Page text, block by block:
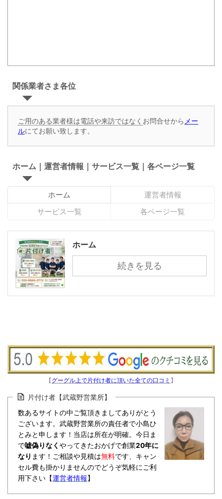
関係業者さま各位
ご用のある業者様は電話や来訪ではなく お問合せから メー
ルにてお願い致します。
ホーム｜運営者情報｜サービス一覧｜各ページ一覧
ホーム
運営者情報
サービス一覧
各ページ一覧
ホーム
続きを見る
【グーグル上で片付け者に頂いた全ての口コミ 】
片付け者【武蔵野営業所】
数あるサイトの中ご覧頂きましてありがとう
ございます。武蔵野営業所の責任者で小島ひ
とみと申します！当店は所在が明確。今日ま
で嘘偽りなく やってきたおかげで創業20年に
なり ます！ご相談や見積は無料です、キャン
セル費も掛かりませんのでどうぞ気軽にご利
用下さい【運営者情報】